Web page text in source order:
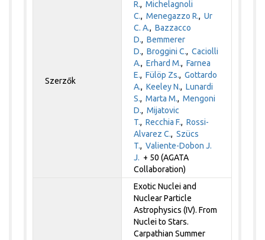
Szerzők
R.,Michelagnoli
C.,Menegazzo R.,Ur
C. A.,Bazzacco
D.,Bemmerer
D.,Broggini C.,Caciolli
A.,Erhard M.,Farnea
E.,Fülöp Zs.,Gottardo
A.,Keeley N.,Lunardi
S.,Marta M.,Mengoni
D.,Mijatovic
T.,Recchia F.,Rossi-
Alvarez C.,Szücs
T.,Valiente-Dobon J.
J. + 50 (AGATA
Collaboration)
Exotic Nuclei and
Nuclear Particle
Astrophysics (IV). From
Nuclei to Stars.
Carpathian Summer